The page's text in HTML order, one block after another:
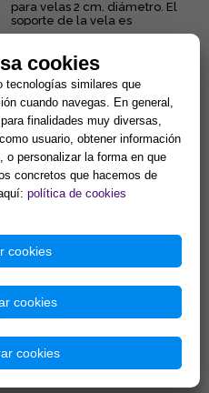
para velas 2 cm. diámetro. El
soporte de la vela es
representativo del
Comprar
LAVANDA, 20x2 CMS
calentito para tu habitación,
perfecto para desconectar y
cookies
tecnologías similares que
cuando navegas. En general,
finalidades muy diversas,
usuario, obtener información
o personalizar la forma en que
concretos que hacemos de
política de cookies
cookies
cookies
cookies